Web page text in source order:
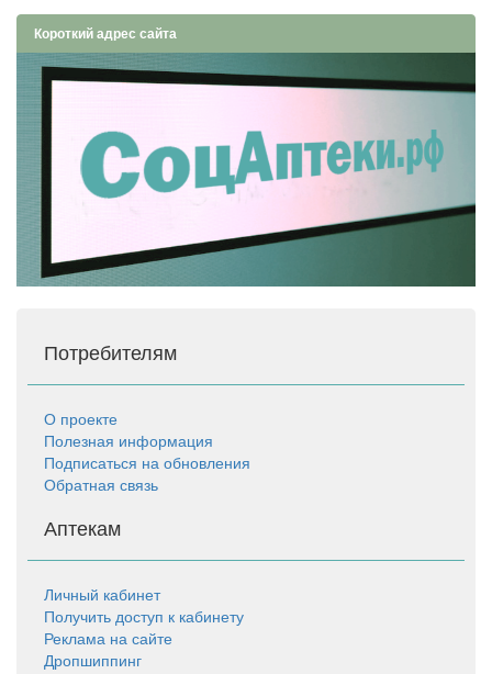
Короткий адрес сайта
Потребителям
О проекте
Полезная информация
Подписаться на обновления
Обратная связь
Аптекам
Личный кабинет
Получить доступ к кабинету
Реклама на сайте
Дропшиппинг